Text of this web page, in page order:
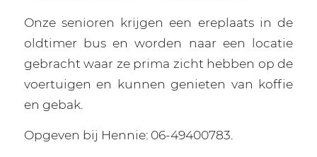
Onze senioren krijgen een ereplaats in de
oldtimer bus en worden naar een locatie
gebracht waar ze prima zicht hebben op de
voertuigen en kunnen genieten van koffie
en gebak.
Opgeven bij Hennie: 06-49400783.